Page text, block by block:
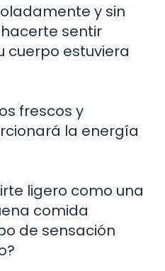
y sin
sentir
cuerpo estuviera
frescos y
la energía
ligero como una
comida
de sensación